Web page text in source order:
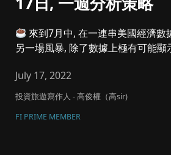
來到7月中, 在一連串美國經濟數
另一場風暴, 除了數據上極有可能顯
July 17, 2022
投資旅遊寫作人 - 高俊權（高sir)
FI PRIME MEMBER